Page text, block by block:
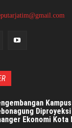
Ekonomi Kota